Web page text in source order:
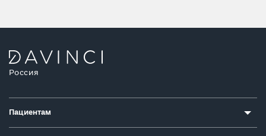
Россия
Пациентам